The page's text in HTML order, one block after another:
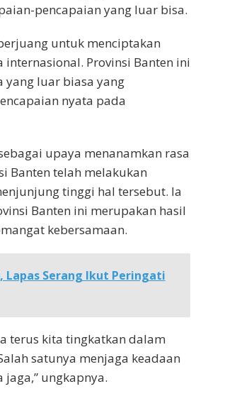
pencapaian yang luar bisa.
untuk menciptakan
Provinsi Banten ini
yang luar biasa yang
nyata pada
upaya menanamkan rasa
Banten telah melakukan
tinggi hal tersebut. Ia
Banten ini merupakan hasil
kebersamaan.
Lapas Serang Ikut Peringati
terus kita tingkatkan dalam
satunya menjaga keadaan
ungkapnya.